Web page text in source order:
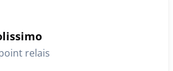
relais